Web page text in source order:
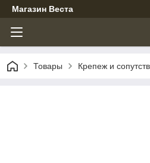
Магазин Веста
Товары Крепеж и